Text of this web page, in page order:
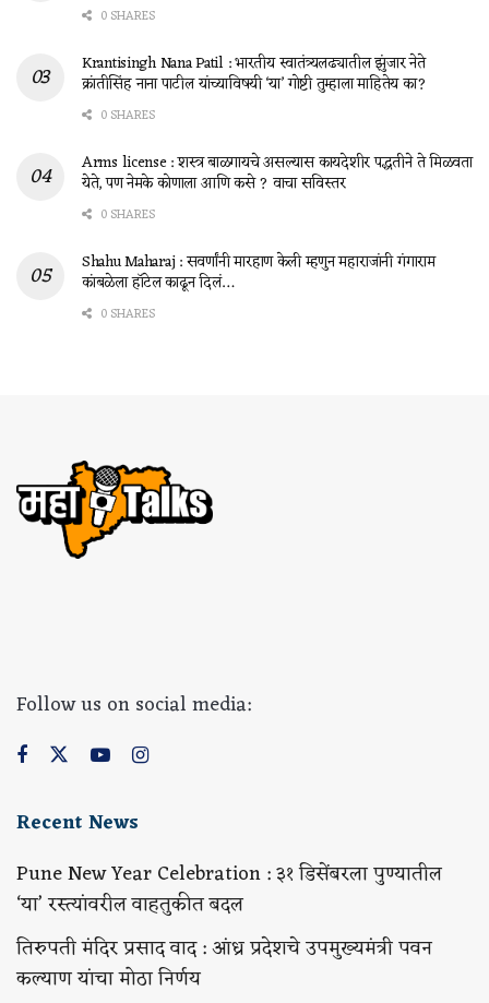
0 SHARES
Krantisingh Nana Patil : भारतीय स्वातंत्र्यलढ्यातील झुंजार नेते
क्रांतीसिंह नाना पाटील यांच्याविषयी ‘या’ गोष्टी तुम्हाला माहितेय का?
0 SHARES
Arms license : शस्त्र बाळगायचे असल्यास कायदेशीर पद्धतीने ते मिळवता
येते, पण नेमके कोणाला आणि कसे ? वाचा सविस्तर
0 SHARES
Shahu Maharaj : सवर्णांनी मारहाण केली म्हणुन महाराजांनी गंगाराम
कांबळेला हॉटेल काढून दिलं…
0 SHARES
Follow us on social media:
Recent News
Pune New Year Celebration : ३१ डिसेंबरला पुण्यातील
‘या’ रस्त्यांवरील वाहतुकीत बदल
तिरुपती मंदिर प्रसाद वाद : आंध्र प्रदेशचे उपमुख्यमंत्री पवन
कल्याण यांचा मोठा निर्णय